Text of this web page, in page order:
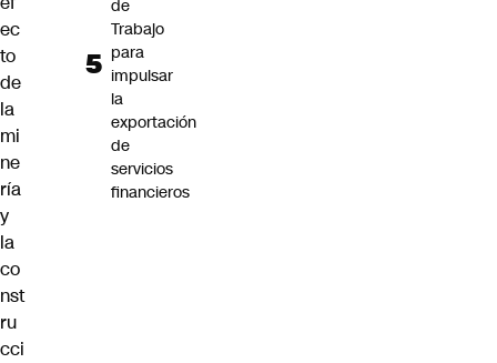
ec
to
de
la
mi
ne
ría
y
la
co
nst
ru
cci
de
Trabajo
para
impulsar
la
exportación
de
servicios
financieros